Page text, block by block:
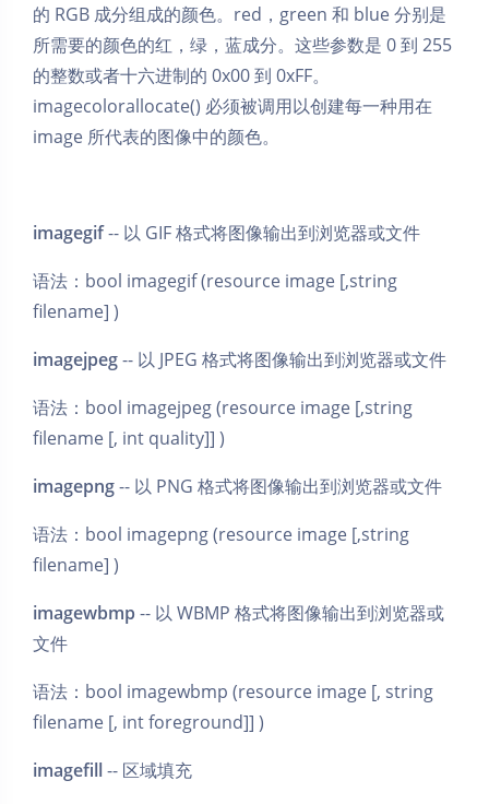
的 RGB 成分组成的颜色。red，green 和 blue 分别是
所需要的颜色的红，绿，蓝成分。这些参数是 0 到 255
的整数或者十六进制的 0x00 到 0xFF。
imagecolorallocate() 必须被调用以创建每一种用在
image 所代表的图像中的颜色。
imagegif-- 以 GIF 格式将图像输出到浏览器或文件
语法：bool imagegif (resource image [,string
filename] )
imagejpeg-- 以 JPEG 格式将图像输出到浏览器或文件
语法：bool imagejpeg (resource image [,string
filename [, int quality]] )
imagepng-- 以 PNG 格式将图像输出到浏览器或文件
语法：bool imagepng (resource image [,string
filename] )
imagewbmp -- 以 WBMP 格式将图像输出到浏览器或
文件
语法：bool imagewbmp (resource image [, string
filename [, int foreground]] )
imagefill-- 区域填充